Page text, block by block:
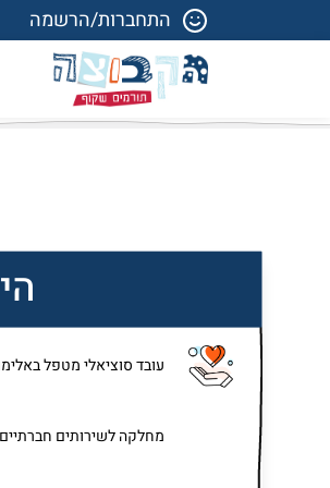
התחברות/הרשמה
עובד סוציאלי מטפל
מחלקה לשירותים